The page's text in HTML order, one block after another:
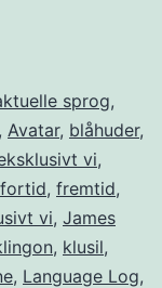
sprog,
, Avatar, blåhuder,
vi,
fortid, fremtid,
vi, James
, klusil,
, Language Log,